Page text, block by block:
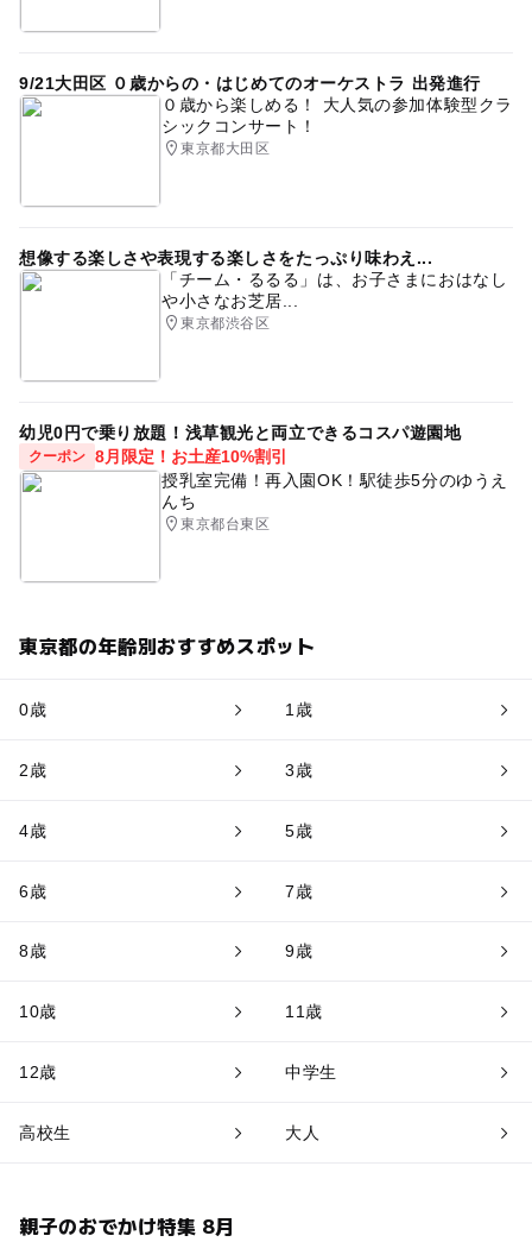
9/21大田区 ０歳からの・はじめてのオーケストラ 出発進行
０歳から楽しめる！ 大人気の参加体験型クラ
シックコンサート！
東京都大田区
想像する楽しさや表現する楽しさをたっぷり味わえ...
「チーム・るるる」は、お子さまにおはなし
や小さなお芝居...
東京都渋谷区
幼児0円で乗り放題！浅草観光と両立できるコスパ遊園地
クーポン 8月限定！お土産10%割引
授乳室完備！再入園OK！駅徒歩5分のゆうえ
んち
東京都台東区
東京都の年齢別おすすめスポット
0歳 1歳
2歳 3歳
4歳 5歳
6歳 7歳
8歳 9歳
10歳 11歳
12歳 中学生
高校生 大人
親子のおでかけ特集 8月